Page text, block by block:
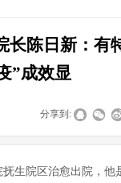
长陈日新：有
”成效显
分享到:
生院区治愈出院，